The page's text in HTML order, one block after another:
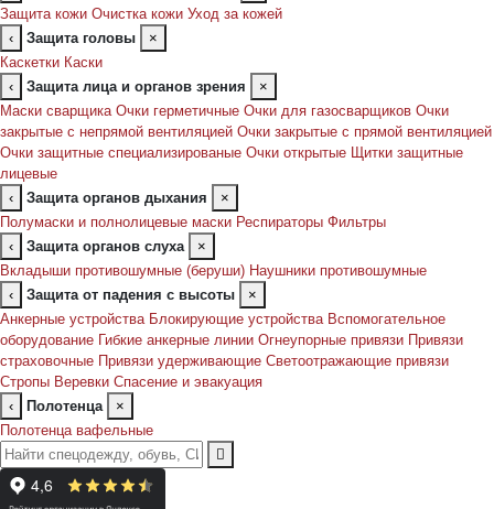
Защита кожи Очистка кожи Уход за кожей
‹
Защита головы
×
Каскетки Каски
‹
Защита лица и органов зрения
×
Маски сварщика Очки герметичные Очки для газосварщиков Очки
закрытые с непрямой вентиляцией Очки закрытые с прямой вентиляцией
Очки защитные специализированые Очки открытые Щитки защитные
лицевые
‹
Защита органов дыхания
×
Полумаски и полнолицевые маски Респираторы Фильтры
‹
Защита органов слуха
×
Вкладыши противошумные (беруши) Наушники противошумные
‹
Защита от падения с высоты
×
Анкерные устройства Блокирующие устройства Вспомогательное
оборудование Гибкие анкерные линии Огнеупорные привязи Привязи
страховочные Привязи удерживающие Светоотражающие привязи
Стропы Веревки Спасение и эвакуация
‹
Полотенца
×
Полотенца вафельные